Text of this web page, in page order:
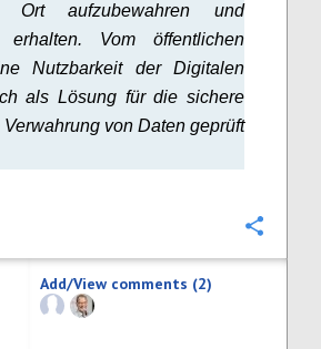
Ort aufzubewahren und
Vom öffentlichen
Nutzbarkeit der Digitalen
als Lösung für die sichere
von Daten geprüft
Add/View comments (2)